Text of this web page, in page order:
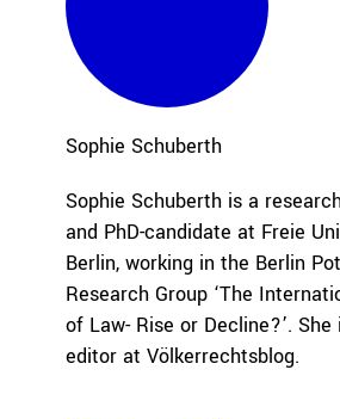
Sophie Schuberth
Sophie Schuberth is a
and PhD-candidate at Freie
Berlin, working in the Berlin
Research Group ‘The
of Law- Rise or Decline?’. She
editor at Völkerrechtsblog.